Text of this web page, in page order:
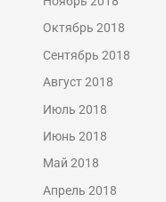
Октябрь 2018
Сентябрь 2018
Август 2018
Июль 2018
Июнь 2018
Май 2018
Апрель 2018